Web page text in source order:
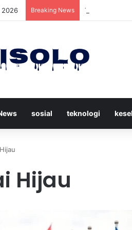
2026 Breaking News Trump
sosial teknologi
Hijau